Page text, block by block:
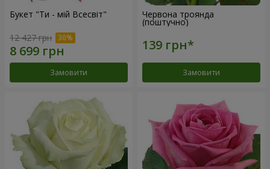
Букет "Ти - мій Всесвіт"
12 427 грн
Замовити
Червона троянда
(поштучно)
Замовити